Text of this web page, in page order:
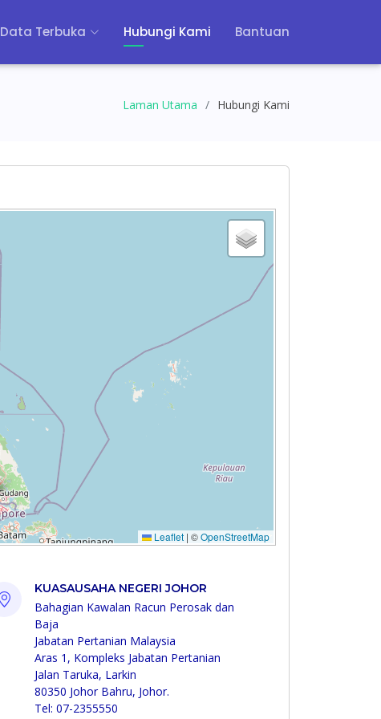
Data Terbuka Hubungi Kami Bantuan
Laman Utama Hubungi Kami
KUASAUSAHA NEGERI JOHOR
Bahagian Kawalan Racun Perosak dan
Baja
Jabatan Pertanian Malaysia
Aras 1, Kompleks Jabatan Pertanian
Jalan Taruka, Larkin
80350 Johor Bahru, Johor.
Tel: 07-2355550